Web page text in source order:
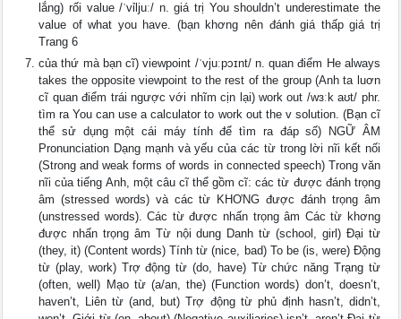
lắng) rối value /ˈvỉljuː/ n. giá trị You shouldn’t underestimate the
value of what you have. (bạn khơng nên đánh giá thấp giá trị
Trang 6
của thứ mà bạn cĩ) viewpoint /ˈvjuːpɔɪnt/ n. quan điểm He always
takes the opposite viewpoint to the rest of the group (Anh ta luơn
cĩ quan điểm trái ngược với nhĩm cịn lại) work out /wɜːk aʊt/ phr.
tìm ra You can use a calculator to work out the v solution. (Bạn cĩ
thể sử dụng một cái máy tính để tìm ra đáp số) NGỮ ÂM
Pronunciation Dạng mạnh và yếu của các từ trong lời nĩi kết nối
(Strong and weak forms of words in connected speech) Trong văn
nĩi của tiếng Anh, một câu cĩ thể gồm cĩ: các từ được đánh trọng
âm (stressed words) và các từ KHƠNG được đánh trọng âm
(unstressed words). Các từ được nhấn trọng âm Các từ khơng
được nhấn trọng âm Từ nội dung Danh từ (school, girl) Đại từ
(they, it) (Content words) Tính từ (nice, bad) To be (is, were) Động
từ (play, work) Trợ động từ (do, have) Từ chức năng Trạng từ
(often, well) Mạo từ (a/an, the) (Function words) don’t, doesn’t,
haven’t, Liên từ (and, but) Trợ động từ phủ định hasn’t, didn’t,